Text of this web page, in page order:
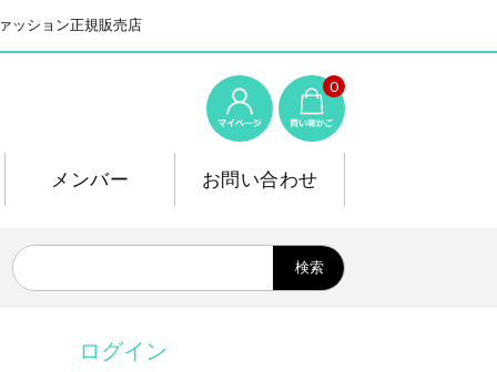
ッション正規販売店
0
メンバー お問い合わせ
ログイン